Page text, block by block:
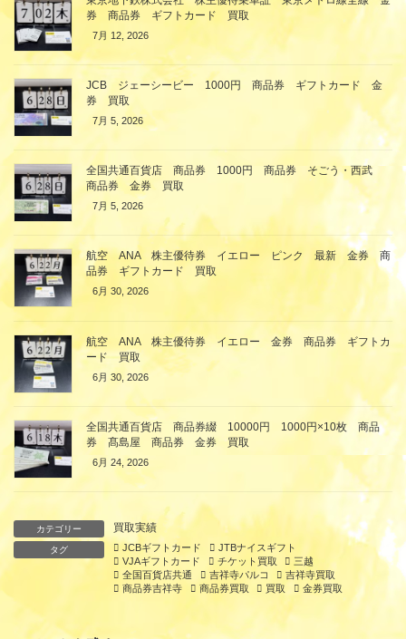
券 商品券 ギフトカード 買取
7月 12, 2026
JCB ジェーシービー 1000円 商品券 ギフトカード 金
券 買取
7月 5, 2026
全国共通百貨店 商品券 1000円 商品券 そごう・西武
商品券 金券 買取
7月 5, 2026
航空 ANA 株主優待券 イエロー ピンク 最新 金券 商
品券 ギフトカード 買取
6月 30, 2026
航空 ANA 株主優待券 イエロー 金券 商品券 ギフトカ
ード 買取
6月 30, 2026
全国共通百貨店 商品券綴 10000円 1000円×10枚 商品
券 髙島屋 商品券 金券 買取
6月 24, 2026
カテゴリー 買取実績
タグ JCBギフトカード
JTBナイスギフト
VJAギフトカード
チケット買取
三越
全国百貨店共通
吉祥寺パルコ
吉祥寺買取
商品券吉祥寺
商品券買取 買取 金券買取